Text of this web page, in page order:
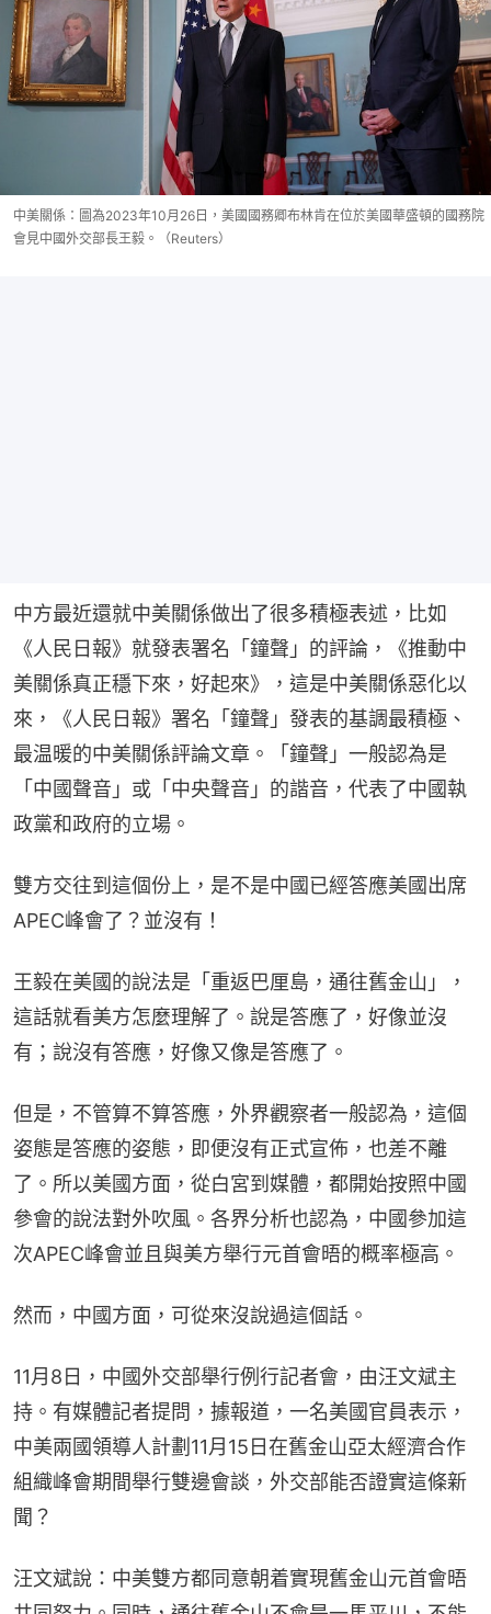
中美關係：圖為2023年10月26日，美國國務卿布林肯在位於美國華盛頓的國務院
會見中國外交部長王毅。（Reuters）
中方最近還就中美關係做出了很多積極表述，比如
《人民日報》就發表署名「鐘聲」的評論，《推動中
美關係真正穩下來，好起來》，這是中美關係惡化以
來，《人民日報》署名「鐘聲」發表的基調最積極、
最温暖的中美關係評論文章。「鐘聲」一般認為是
「中國聲音」或「中央聲音」的諧音，代表了中國執
政黨和政府的立場。
雙方交往到這個份上，是不是中國已經答應美國出席
APEC峰會了？並沒有！
王毅在美國的說法是「重返巴厘島，通往舊金山」，
這話就看美方怎麼理解了。說是答應了，好像並沒
有；說沒有答應，好像又像是答應了。
但是，不管算不算答應，外界觀察者一般認為，這個
姿態是答應的姿態，即便沒有正式宣佈，也差不離
了。所以美國方面，從白宮到媒體，都開始按照中國
參會的說法對外吹風。各界分析也認為，中國參加這
次APEC峰會並且與美方舉行元首會晤的概率極高。
然而，中國方面，可從來沒說過這個話。
11月8日，中國外交部舉行例行記者會，由汪文斌主
持。有媒體記者提問，據報道，一名美國官員表示，
中美兩國領導人計劃11月15日在舊金山亞太經濟合作
組織峰會期間舉行雙邊會談，外交部能否證實這條新
聞？
汪文斌說：中美雙方都同意朝着實現舊金山元首會晤